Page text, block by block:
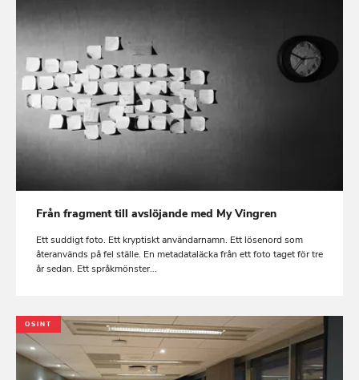
Från fragment till avslöjande med My Vingren
Ett suddigt foto. Ett kryptiskt användarnamn. Ett lösenord som
återanvänds på fel ställe. En metadataläcka från ett foto taget för tre
år sedan. Ett språkmönster...
OSINT